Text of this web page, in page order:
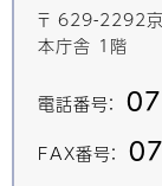
〒 629-2292
本庁舎 1階
電話番号：
FAX番号：